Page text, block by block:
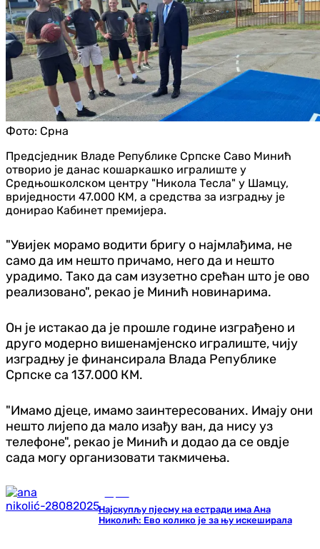
Фото: Срна
Предсједник Владе Републике Српске Саво Минић
отворио је данас кошаркашко игралиште у
Средњошколском центру "Никола Тесла" у Шамцу,
вриједности 47.000 КМ, а средства за изградњу је
донирао Кабинет премијера.
"Увијек морамо водити бригу о најмлађима, не
само да им нешто причамо, него да и нешто
урадимо. Тако да сам изузетно срећан што је ово
реализовано", рекао је Минић новинарима.
Он је истакао да је прошле године изграђено и
друго модерно вишенамјенско игралиште, чију
изградњу је финансирала Влада Републике
Српске са 137.000 КМ.
"Имамо дјеце, имамо заинтересованих. Имају они
нешто лијепо да мало изађу ван, да нису уз
телефоне", рекао је Минић и додао да се овдје
сада могу организовати такмичења.
Најскупљу пјесму на естради има Ана
Николић: Ево колико је за њу искеширала